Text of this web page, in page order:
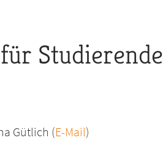
Studierende
Gütlich (E-Mail)